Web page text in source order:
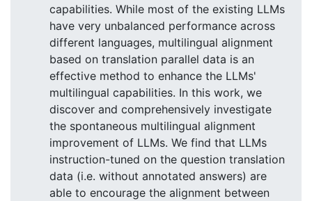
capabilities. While most of the existing LLMs
have very unbalanced performance across
different languages, multilingual alignment
based on translation parallel data is an
effective method to enhance the LLMs'
multilingual capabilities. In this work, we
discover and comprehensively investigate
the spontaneous multilingual alignment
improvement of LLMs. We find that LLMs
instruction-tuned on the question translation
data (i.e. without annotated answers) are
able to encourage the alignment between